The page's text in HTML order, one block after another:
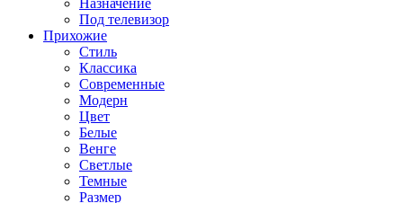
Назначение
Под телевизор
Прихожие
Стиль
Классика
Современные
Модерн
Цвет
Белые
Венге
Светлые
Темные
Размер